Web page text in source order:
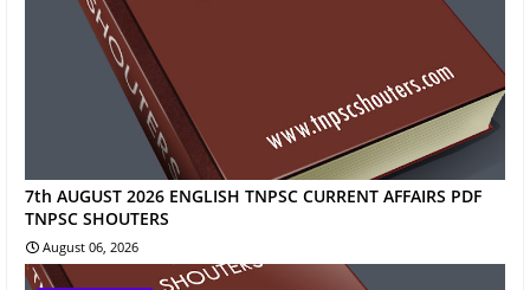
7th AUGUST 2026 ENGLISH TNPSC CURRENT AFFAIRS PDF
TNPSC SHOUTERS
August 06, 2026